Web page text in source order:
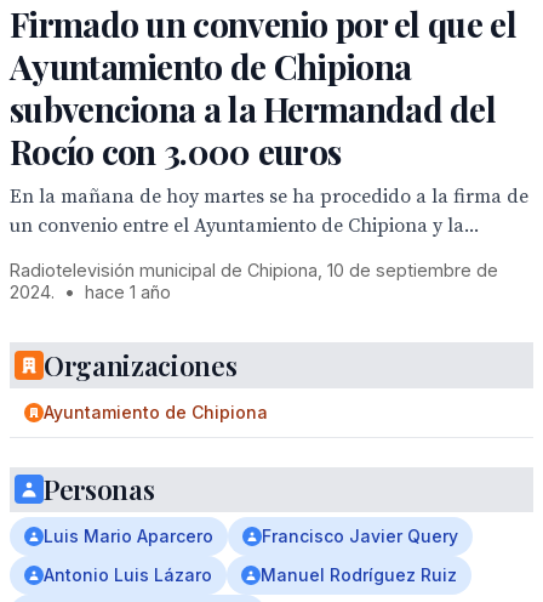
Firmado un convenio por el que el
Ayuntamiento de Chipiona
subvenciona a la Hermandad del
Rocío con 3.000 euros
En la mañana de hoy martes se ha procedido a la firma de
un convenio entre el Ayuntamiento de Chipiona y la...
Radiotelevisión municipal de Chipiona, 10 de septiembre de
2024.
• hace 1 año
Organizaciones
Ayuntamiento de Chipiona
Personas
Luis Mario Aparcero
Francisco Javier Query
Antonio Luis Lázaro
Manuel Rodríguez Ruiz